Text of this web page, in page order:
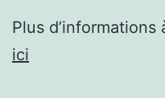
Plus d’informations
ici